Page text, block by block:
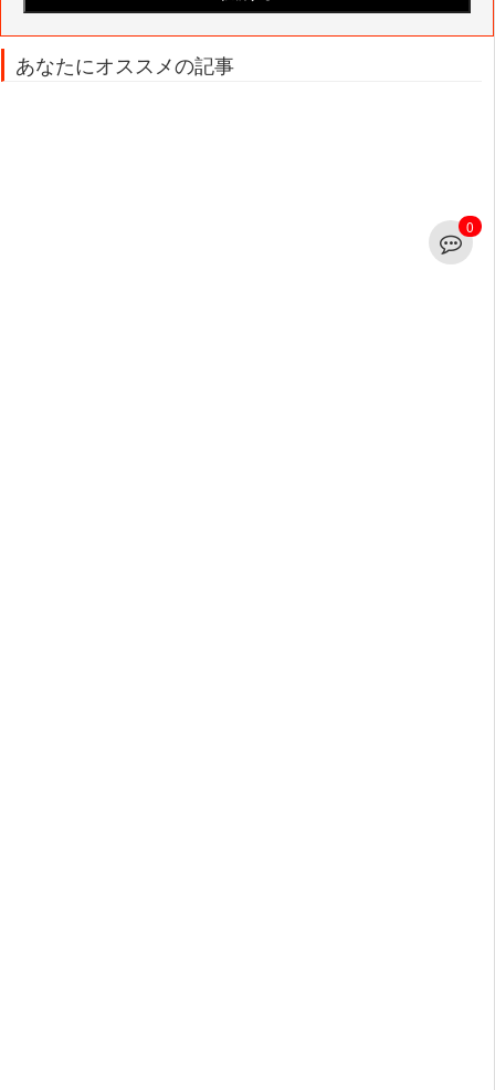
0
あなたにオススメの記事